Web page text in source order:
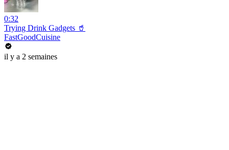
0:32
Trying Drink Gadgets 🥤
FastGoodCuisine
il y a 2 semaines